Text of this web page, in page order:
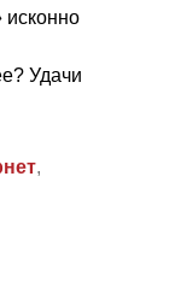
исконно
Удачи
,